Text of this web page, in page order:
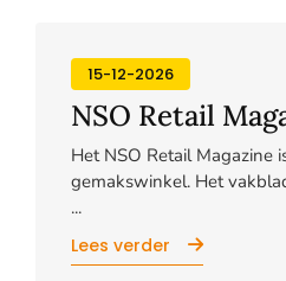
15-12-2026
NSO Retail
Het NSO Retail Magazine
gemakswinkel. Het
...
Lees verder